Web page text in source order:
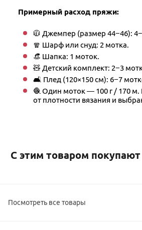
Примерный расход пряжи:
🧥 Джемпер (размер 44−46):
🧣 Шарф или снуд: 2 мотка.
👒 Шапка: 1 моток.
🧸 Детский комплект: 2−3
🛋 Плед (120×150 см): 6−7
🧶 Один моток — 100 г / 170 м.
от плотности вязания и
С этим товаром покупают
Посмотреть все товары